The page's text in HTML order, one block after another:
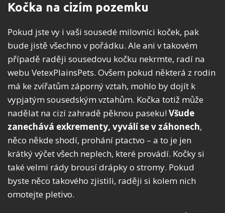
Kočka na cizím pozemku
Pokud jste vy i vaši sousedé milovníci koček, pak
bude jistě všechno v pořádku. Ale ani v takovém
případě raději sousedovu kočku nekrmte, radí na
webu VetexPlainsPets. Ovšem pokud některá z rodin
má ke zvířatům záporný vztah, mohlo by dojít k
vypjatým sousedským vztahům. Kočka totiž může
nadělat na cizí zahradě pěknou paseku! Všude
zanechává exkrementy, vyválí se v záhonech,
něco někde shodí, prohání ptactvo – a to je jen
krátký výčet všech neplech, které provádí. Kočky si
také velmi rády brousí drápky o stromy. Pokud
byste něco takového zjistili, raději si kolem nich
omotejte pletivo.